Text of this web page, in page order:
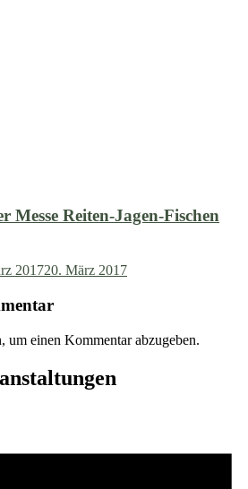
Messe Reiten-Jagen-Fischen
201720. März 2017
um einen Kommentar abzugeben.